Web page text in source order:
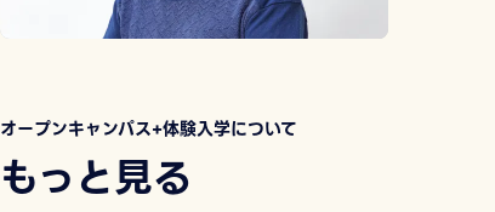
オープンキャンパス+体験入学について
もっと見る